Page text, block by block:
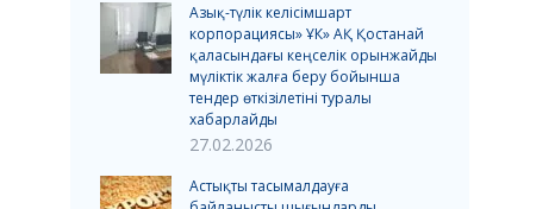
Азық-түлік келісімшарт
корпорациясы» ҰК» АҚ Қостанай
қаласындағы кеңселік орынжайды
мүліктік жалға беру бойынша
тендер өткізілетіні туралы
хабарлайды
27.02.2026
Астықты тасымалдауға